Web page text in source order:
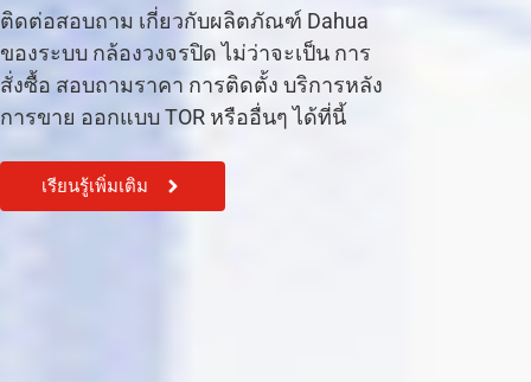
ติดต่อสอบถาม เกี่ยวกับผลิตภัณฑ์ Dahua
ของระบบ กล้องวงจรปิด ไม่ว่าจะเป็น การ
สั่งซื้อ สอบถามราคา การติดตั้ง บริการหลัง
การขาย ออกแบบ TOR หรืออื่นๆ ได้ที่นี้
เรียนรู้เพิ่มเติม